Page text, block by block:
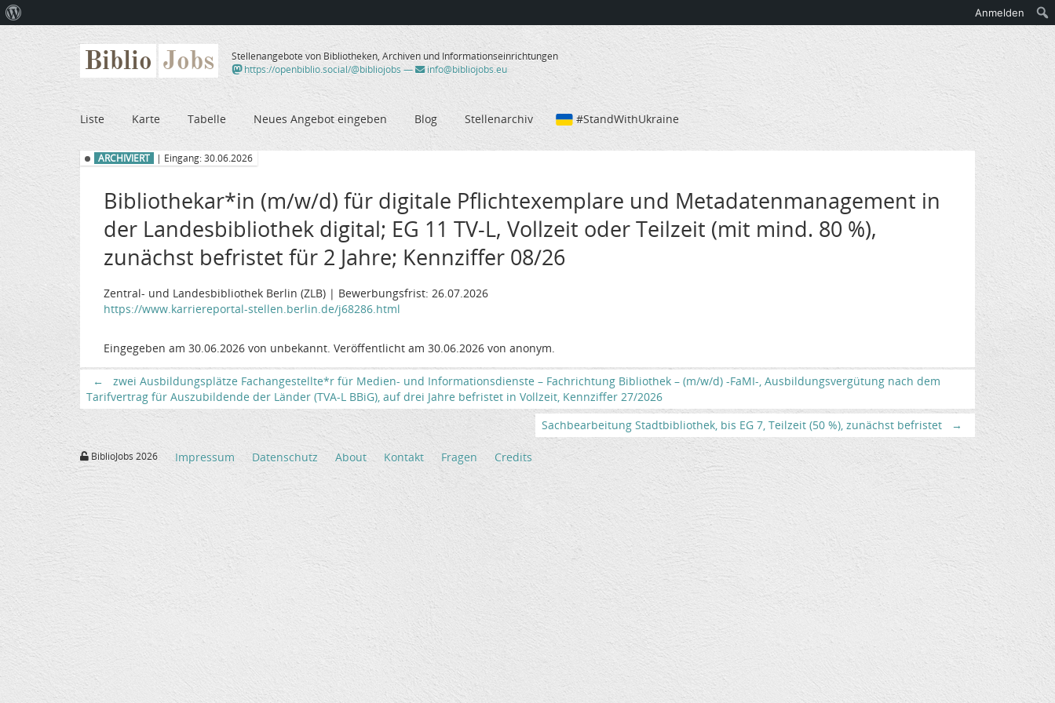
Biblio Jobs
Stellenangebote von Bibliotheken, Archiven und Informationseinrichtungen
https://openbiblio.social/@bibliojobs — info@bibliojobs.eu
Liste Karte Tabelle Neues Angebot eingeben Blog Stellenarchiv #StandWithUkraine
ARCHIVIERT | Eingang: 30.06.2026
Bibliothekar*in (m/w/d) für digitale Pflichtexemplare und Metadatenmanagement in
der Landesbibliothek digital; EG 11 TV-L, Vollzeit oder Teilzeit (mit mind. 80 %),
zunächst befristet für 2 Jahre; Kennziffer 08/26
Zentral- und Landesbibliothek Berlin (ZLB) | Bewerbungsfrist: 26.07.2026
https://www.karriereportal-stellen.berlin.de/j68286.html
Eingegeben am 30.06.2026 von unbekannt. Veröffentlicht am 30.06.2026 von anonym.
←
zwei Ausbildungsplätze Fachangestellte*r für Medien- und Informationsdienste – Fachrichtung Bibliothek – (m/w/d) -FaMI-, Ausbildungsvergütung nach dem
Tarifvertrag für Auszubildende der Länder (TVA-L BBiG), auf drei Jahre befristet in Vollzeit, Kennziffer 27/2026
Sachbearbeitung Stadtbibliothek, bis EG 7, Teilzeit (50 %), zunächst befristet
→
BiblioJobs 2026 Impressum Datenschutz About Kontakt Fragen Credits
WordPress
Anmelden